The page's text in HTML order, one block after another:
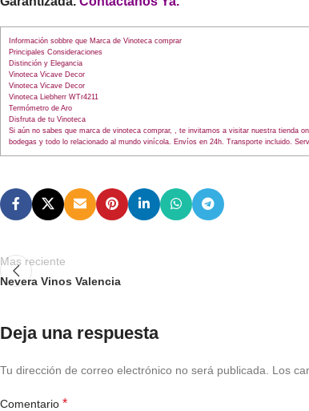
Información sobbre que Marca de Vinoteca comprar
Principales Consideraciones
Distinción y Elegancia
Vinoteca Vicave Decor
Vinoteca Vicave Decor
Vinoteca Liebherr WTr4211
Termómetro de Aro
Disfruta de tu Vinoteca
Si aún no sabes que marca de vinoteca comprar, , te invitamos a visitar nuestra tienda
bodegas y todo lo relacionado al mundo vinícola. Envíos en 24h. Transporte incluido.
Mas reciente
Nevera Vinos Valencia
Deja una respuesta
Tu dirección de correo electrónico no será publicada. Los
Comentario *